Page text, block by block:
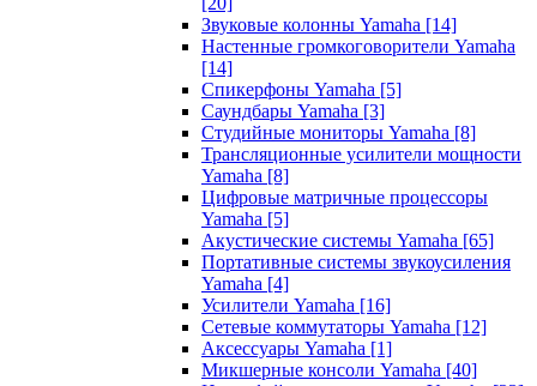
Звуковые колонны Yamaha [14]
Настенные громкоговорители Yamaha
[14]
Спикерфоны Yamaha [5]
Саундбары Yamaha [3]
Студийные мониторы Yamaha [8]
Трансляционные усилители мощности
Yamaha [8]
Цифровые матричные процессоры
Yamaha [5]
Акустические системы Yamaha [65]
Портативные системы звукоусиления
Yamaha [4]
Усилители Yamaha [16]
Сетевые коммутаторы Yamaha [12]
Аксессуары Yamaha [1]
Микшерные консоли Yamaha [40]